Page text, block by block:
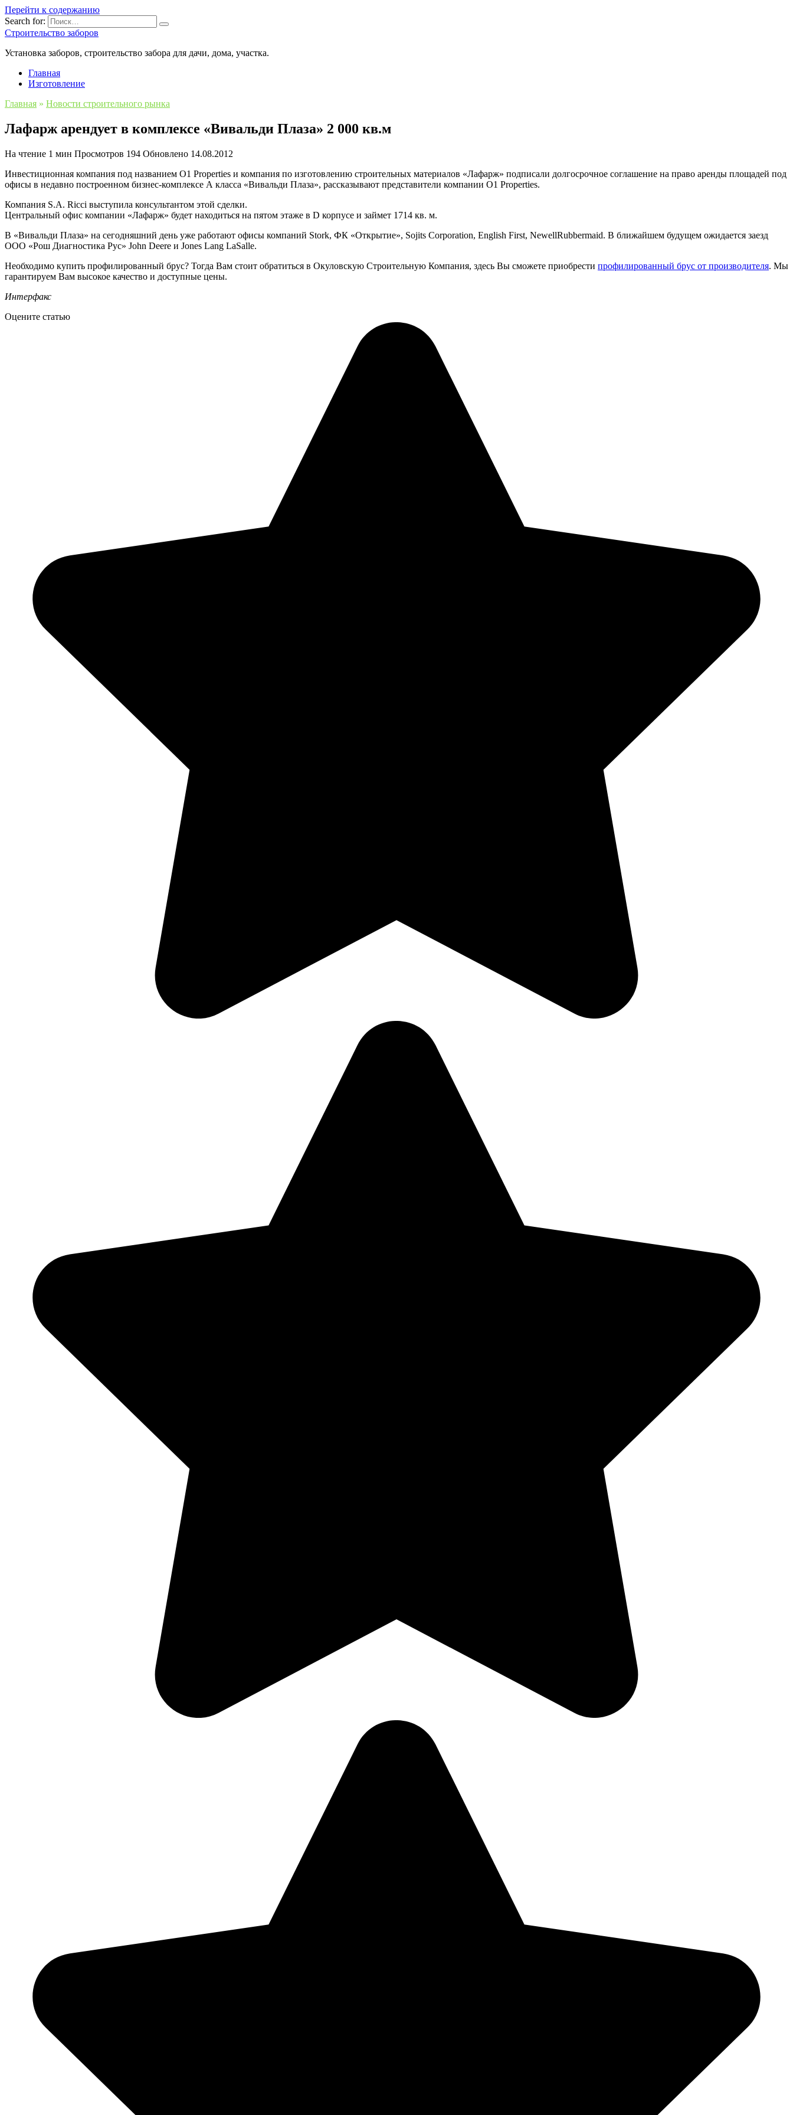
Перейти к содержанию
Search for:
Строительство заборов
Установка заборов, строительство забора для дачи, дома, участка.
Главная
Изготовление
Главная » Новости строительного рынка
Лафарж арендует в комплексе «Вивальди Плаза» 2 000 кв.м
На чтение 1 мин Просмотров 194 Обновлено 14.08.2012
Инвестиционная компания под названием О1 Properties и компания по изготовлению строительных материалов «Лафарж» подписали долгосрочное соглашение на право аренды площадей под
офисы в недавно построенном бизнес-комплексе А класса «Вивальди Плаза», рассказывают представители компании О1 Properties.
Компания S.A. Ricci выступила консультантом этой сделки.
Центральный офис компании «Лафарж» будет находиться на пятом этаже в D корпусе и займет 1714 кв. м.
В «Вивальди Плаза» на сегодняшний день уже работают офисы компаний Stork, ФК «Открытие», Sojits Corporation, English First, NewellRubbermaid. В ближайшем будущем ожидается заезд
ООО «Рош Диагностика Рус» John Deere и Jones Lang LaSalle.
Необходимо купить профилированный брус? Тогда Вам стоит обратиться в Окуловскую Строительную Компания, здесь Вы сможете приобрести профилированный брус от производителя. Мы
гарантируем Вам высокое качество и доступные цены.
Интерфакс
Оцените статью